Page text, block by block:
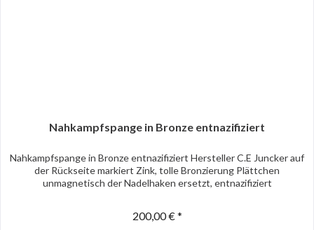
Nahkampfspange in Bronze entnazifiziert
Nahkampfspange in Bronze entnazifiziert Hersteller C.E Juncker auf
der Rückseite markiert Zink, tolle Bronzierung Plättchen
unmagnetisch der Nadelhaken ersetzt, entnazifiziert
200,00 € *